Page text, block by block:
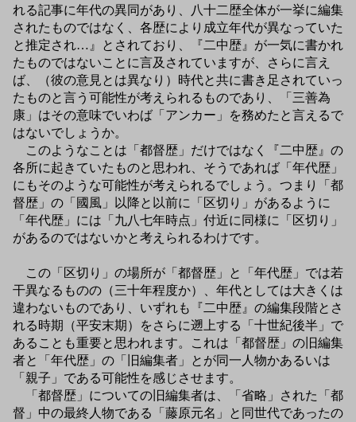
れる記事に年代の異同があり、八十二歴全体が一挙に編集
されたものではなく、各歴により成立年代が異なっていた
と推定され…』とされており、『二中歴』が一気に書かれ
たものではないことに言及されていますが、さらに言え
ば、（彼の意見とは異なり）時代と共に書き足されていっ
たものと言う可能性が考えられるものであり、「三善為
康」はその意味でいわば「アンカー」を務めたと言えるで
はないでしょうか。
このようなことは「都督歴」だけではなく『二中歴』の
各所に起きていたものと思われ、そうであれば「年代歴」
にもそのような可能性が考えられるでしょう。つまり「都
督歴」の「國風」以降と以前に「区切り」があるように
「年代歴」には「九八七年時点」付近に同様に「区切り」
があるのではないかと考えられるわけです。
この「区切り」の場所が「都督歴」と「年代歴」では若
干異なるものの（三十年程度か）、年代としては大きくは
違わないものであり、いずれも『二中歴』の編集段階とさ
れる時期（平安末期）をさらに遡上する「十世紀後半」で
あることも重要と思われます。これは「都督歴」の旧編集
者と「年代歴」の「旧編集者」とが同一人物かあるいは
「親子」である可能性を感じさせます。
「都督歴」についての旧編集者は、「省略」された「都
督」中の最終人物である「藤原元名」と同世代であったの